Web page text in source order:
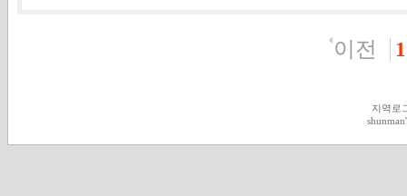
이전 1
지역로
shunman